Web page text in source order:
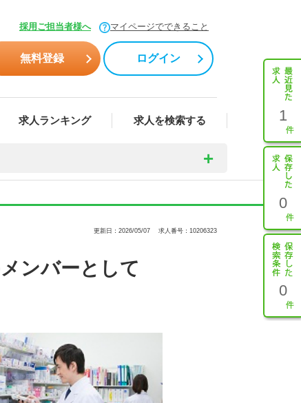
採用ご担当者様へ マイページでできること
無料登録 ログイン
求人ランキング 求人を検索する 1
0
0
更新日：2026/05/07 求人番号：10206323
ンバーとして